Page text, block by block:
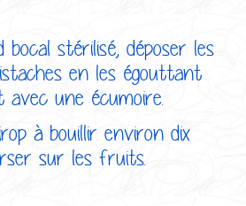
bocal stérilisé, déposer les
en les égouttant
avec une écumoire.
à bouillir environ dix
sur les fruits.